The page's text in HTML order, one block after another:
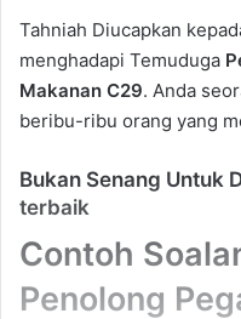
Tahniah Diucapkan
menghadapi Temuduga
Makanan C29. Anda
beribu-ribu orang yang
Bukan Senang Untuk
terbaik
Contoh
Penolong